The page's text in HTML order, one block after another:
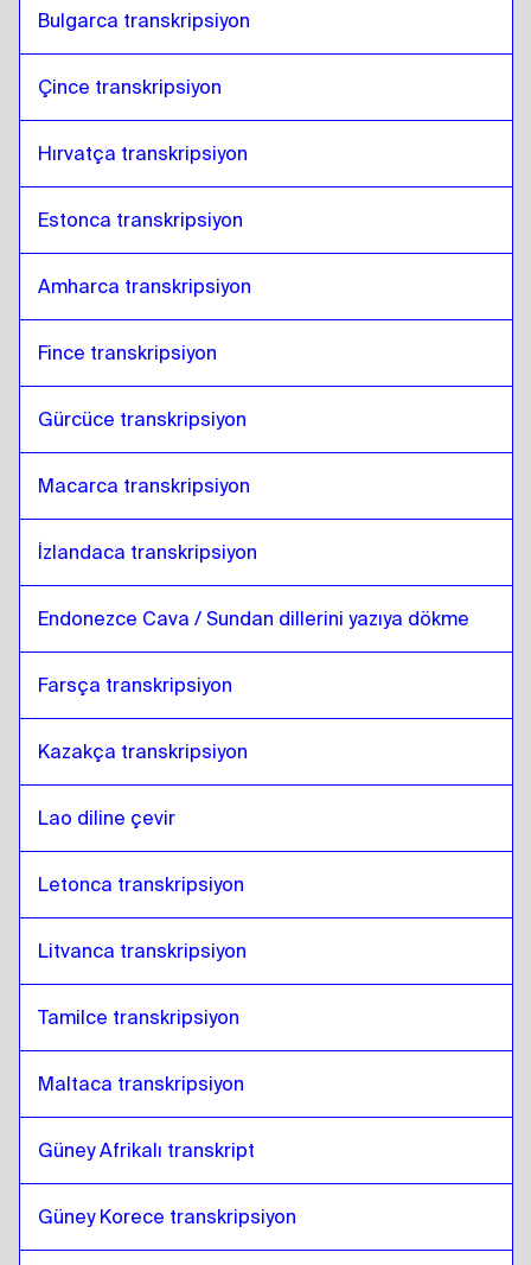
Bulgarca transkripsiyon
Çince transkripsiyon
Hırvatça transkripsiyon
Estonca transkripsiyon
Amharca transkripsiyon
Fince transkripsiyon
Gürcüce transkripsiyon
Macarca transkripsiyon
İzlandaca transkripsiyon
Endonezce Cava / Sundan dillerini yazıya dökme
Farsça transkripsiyon
Kazakça transkripsiyon
Lao diline çevir
Letonca transkripsiyon
Litvanca transkripsiyon
Tamilce transkripsiyon
Maltaca transkripsiyon
Güney Afrikalı transkript
Güney Korece transkripsiyon